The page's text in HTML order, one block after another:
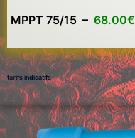
MPPT 75/15 – 68.00€
tarifs indicatifs